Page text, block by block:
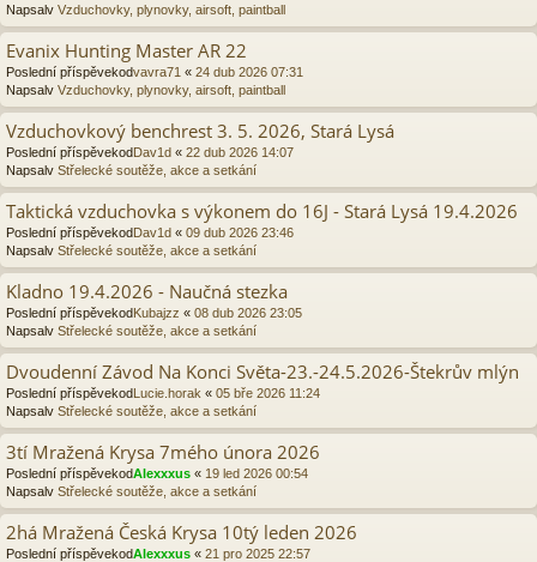
Napsalv Vzduchovky, plynovky, airsoft, paintball
Evanix Hunting Master AR 22
Poslední příspěvekodvavra71 « 24 dub 2026 07:31
Napsalv Vzduchovky, plynovky, airsoft, paintball
Vzduchovkový benchrest 3. 5. 2026, Stará Lysá
Poslední příspěvekodDav1d « 22 dub 2026 14:07
Napsalv Střelecké soutěže, akce a setkání
Taktická vzduchovka s výkonem do 16J - Stará Lysá 19.4.2026
Poslední příspěvekodDav1d « 09 dub 2026 23:46
Napsalv Střelecké soutěže, akce a setkání
Kladno 19.4.2026 - Naučná stezka
Poslední příspěvekodKubajzz « 08 dub 2026 23:05
Napsalv Střelecké soutěže, akce a setkání
Dvoudenní Závod Na Konci Světa-23.-24.5.2026-Štekrův mlýn
Poslední příspěvekodLucie.horak « 05 bře 2026 11:24
Napsalv Střelecké soutěže, akce a setkání
3tí Mražená Krysa 7mého února 2026
Poslední příspěvekodAlexxxus « 19 led 2026 00:54
Napsalv Střelecké soutěže, akce a setkání
2há Mražená Česká Krysa 10tý leden 2026
Poslední příspěvekodAlexxxus « 21 pro 2025 22:57